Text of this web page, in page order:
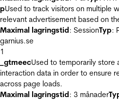
pUsed to track visitors on multiple
relevant advertisement based on
Maximal lagringstid: SessionTyp:
garnius.se
1
_gtmeecUsed to temporarily
interaction data in order to ensure
across page loads.
Maximal lagringstid: 3 månader